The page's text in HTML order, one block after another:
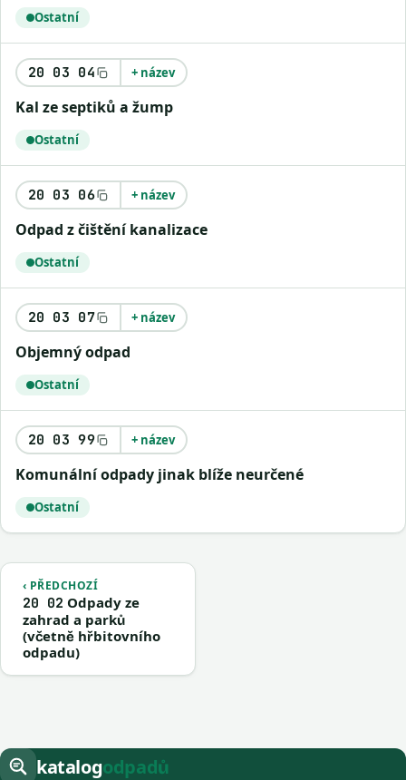
Ostatní
20 03 04 + název
Kal ze septiků a žump
Ostatní
20 03 06 + název
Odpad z čištění kanalizace
Ostatní
20 03 07 + název
Objemný odpad
Ostatní
20 03 99 + název
Komunální odpady jinak blíže neurčené
Ostatní
‹ PŘEDCHOZÍ
20 02 Odpady ze
zahrad a parků
(včetně hřbitovního
odpadu)
katalogodpadů